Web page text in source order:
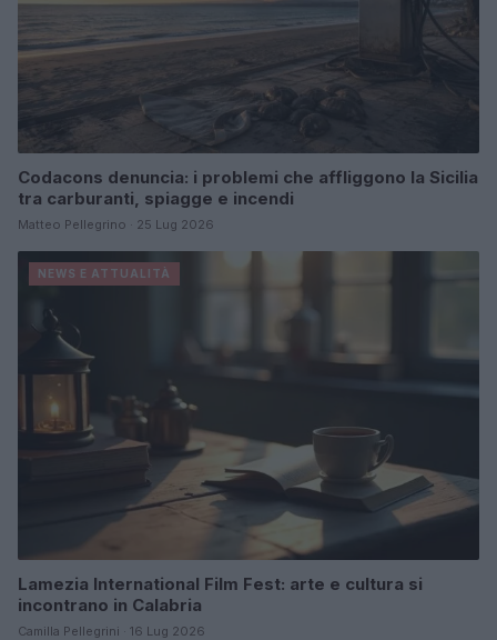
Codacons denuncia: i problemi che affliggono la Sicilia
tra carburanti, spiagge e incendi
Matteo Pellegrino · 25 Lug 2026
NEWS E ATTUALITÀ
Lamezia International Film Fest: arte e cultura si
incontrano in Calabria
Camilla Pellegrini · 16 Lug 2026